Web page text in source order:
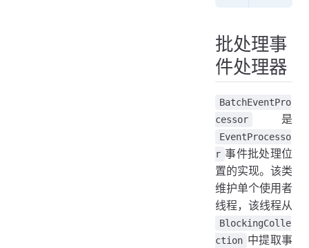
批处理事
件处理器
BatchEventPro
cessor
是
EventProcesso
r 事件批处理位
置的实现。该类
维护单个使用者
线程，该线程从
BlockingColle
ction 中提取事